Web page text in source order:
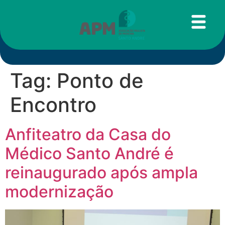
Tag: Ponto de
Encontro
Anfiteatro da Casa do
Médico Santo André é
reinaugurado após ampla
modernização